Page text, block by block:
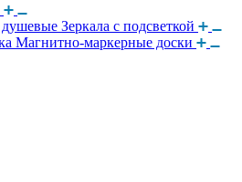
Зеркала с подсветкой
Магнитно-маркерные доски